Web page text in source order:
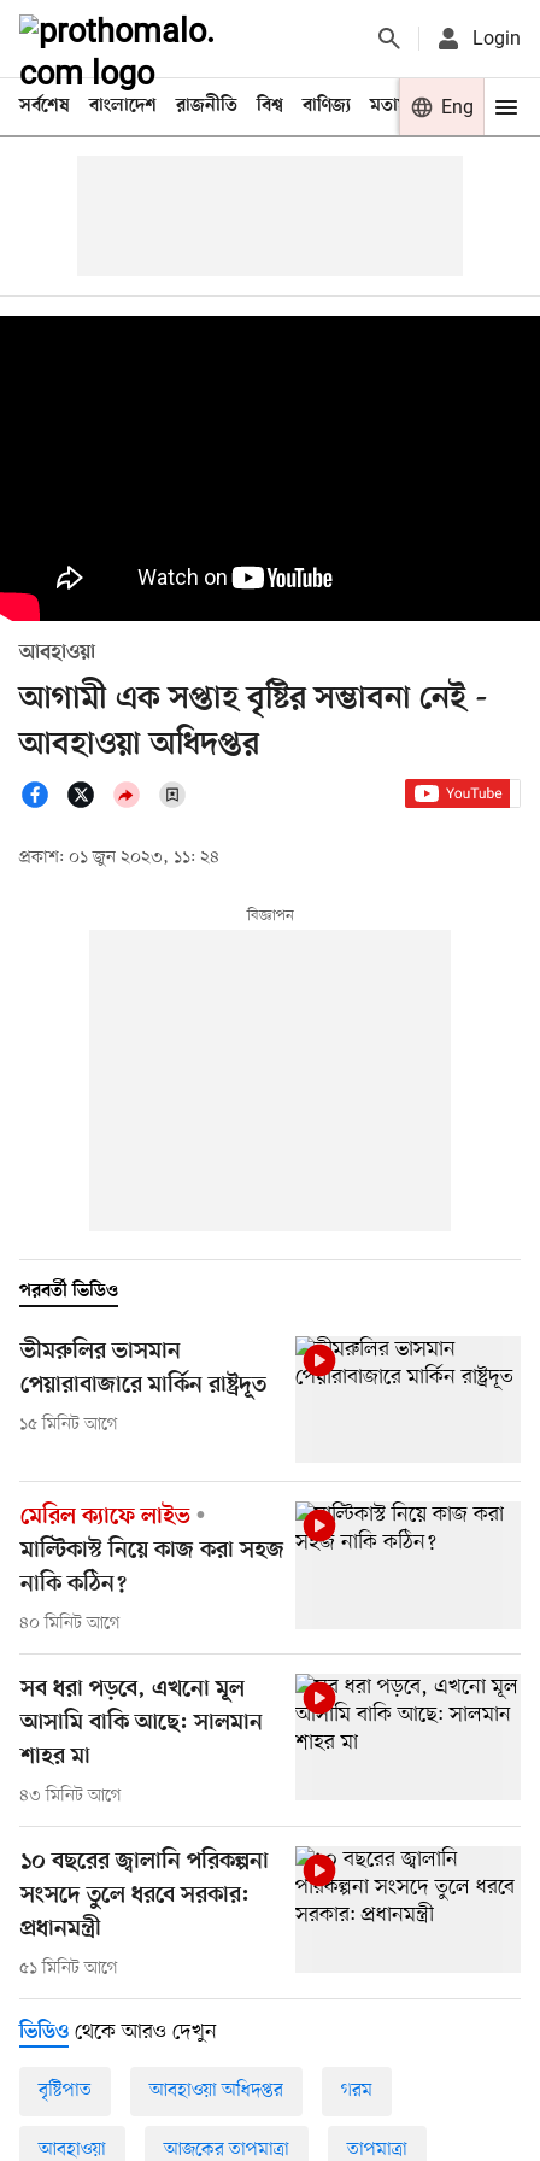
Login
সর্বশেষ বাংলাদেশ রাজনীতি বিশ্ব বাণিজ্য মতামত খেলা
Eng
আবহাওয়া
আগামী এক সপ্তাহ বৃষ্টির সম্ভাবনা নেই -
আবহাওয়া অধিদপ্তর
প্রকাশ: ০১ জুন ২০২৩, ১১: ২৪
পরবর্তী ভিডিও
ভীমরুলির ভাসমান
পেয়ারাবাজারে মার্কিন রাষ্ট্রদূত
১৫ মিনিট আগে
মেরিল ক্যাফে লাইভ
মাল্টিকাস্ট নিয়ে কাজ করা সহজ
নাকি কঠিন?
৪০ মিনিট আগে
সব ধরা পড়বে, এখনো মূল
আসামি বাকি আছে: সালমান
শাহর মা
৪৩ মিনিট আগে
১০ বছরের জ্বালানি পরিকল্পনা
সংসদে তুলে ধরবে সরকার:
প্রধানমন্ত্রী
৫১ মিনিট আগে
ভিডিও থেকে আরও দেখুন
বৃষ্টিপাত আবহাওয়া অধিদপ্তর গরম
আবহাওয়া আজকের তাপমাত্রা তাপমাত্রা